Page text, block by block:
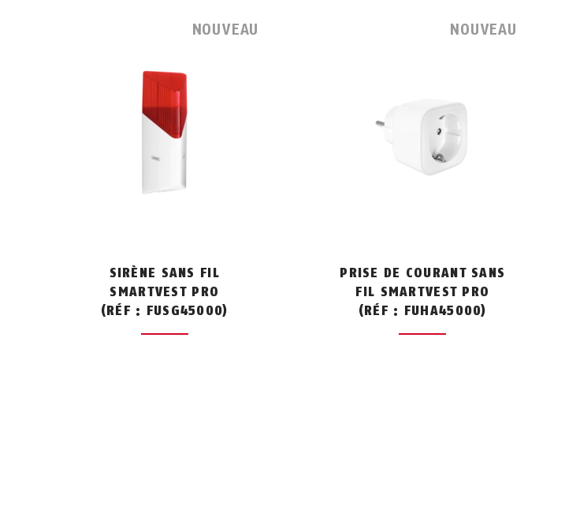
SIRÈNE SANS FIL
SMARTVEST PRO
(RÉF : FUSG45000)
NOUVEAU
PRISE DE COURANT SANS
FIL SMARTVEST PRO
(RÉF : FUHA45000)
NOUVEAU